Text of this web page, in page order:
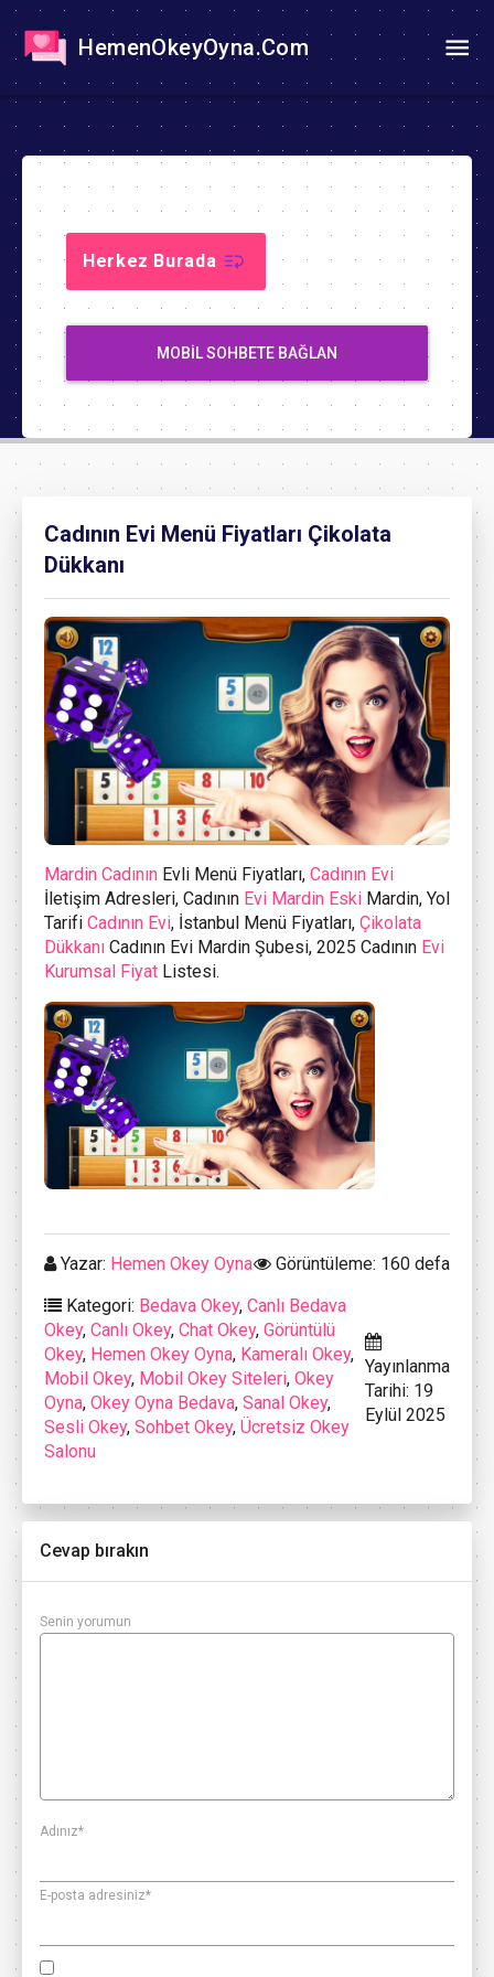
HemenOkeyOyna.Com
Herkez Burada
MOBIL SOHBETE BAĞLAN
Cadının Evi Menü Fiyatları Çikolata
Dükkanı
Mardin Cadının Evli Menü Fiyatları, Cadının Evi
İletişim Adresleri, Cadının Evi Mardin Eski Mardin, Yol
Tarifi Cadının Evi, İstanbul Menü Fiyatları, Çikolata
Dükkanı Cadının Evi Mardin Şubesi, 2025 Cadının Evi
Kurumsal Fiyat Listesi.
Yazar: Hemen Okey Oyna
Görüntüleme: 160 defa
Kategori: Bedava Okey, Canlı Bedava
Okey, Canlı Okey, Chat Okey, Görüntülü
Okey, Hemen Okey Oyna, Kameralı Okey,
Mobil Okey, Mobil Okey Siteleri, Okey
Oyna, Okey Oyna Bedava, Sanal Okey,
Sesli Okey, Sohbet Okey, Ücretsiz Okey
Salonu
Yayınlanma
Tarihi: 19
Eylül 2025
Cevap bırakın
Senin yorumun
Adınız*
E-posta adresiniz*